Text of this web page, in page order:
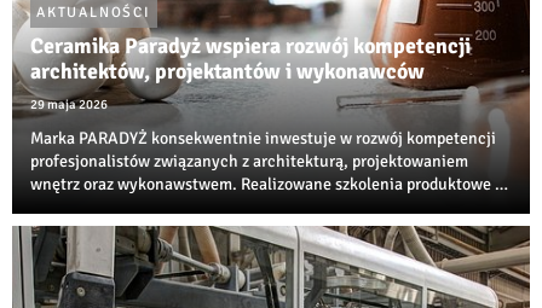
AKTUALNOŚCI
Ceramika Paradyż wspiera rozwój kompetencji
architektów, projektantów i wykonawców
29 maja 2026
Marka PARADYŻ konsekwentnie inwestuje w rozwój kompetencji
profesjonalistów związanych z architekturą, projektowaniem
wnętrz oraz wykonawstwem. Realizowane szkolenia produktowe i
edukacyjnych w branży ceramiczne...